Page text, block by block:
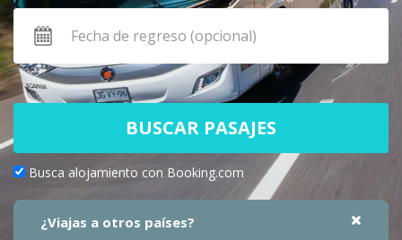
BUSCAR PASAJES
Busca alojamiento con Booking.com
¿Viajas a otros países?